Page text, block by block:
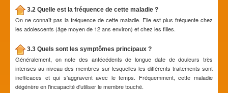
3.2 Quelle est la fréquence de cette maladie ?
On ne connaît pas la fréquence de cette maladie. Elle est plus fréquente chez
les adolescents (âge moyen de 12 ans environ) et chez les filles.
3.3 Quels sont les symptômes principaux ?
Généralement, on note des antécédents de longue date de douleurs très
intenses au niveau des membres sur lesquelles les différents traitements sont
inefficaces et qui s'aggravent avec le temps. Fréquemment, cette maladie
dégénère en l'incapacité d'utiliser le membre touché.